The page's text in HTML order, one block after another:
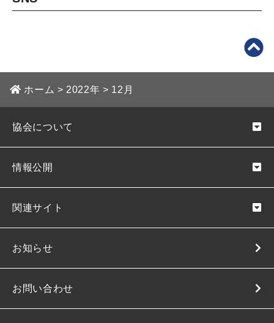
ホーム > 2022年 > 12月
協会について
情報公開
関連サイト
お知らせ
お問い合わせ